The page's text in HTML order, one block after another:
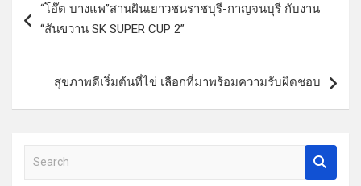
น
“โอ๊ต บางแพ”สานฝันเยาวชนราชบุรี-กาญจนบุรี กับงาน
“สันขวาน SK SUPER CUP 2”
สุขภาพดีเริ่มต้นที่ไข่ เลือกที่มาพร้อมความรับผิดชอบ